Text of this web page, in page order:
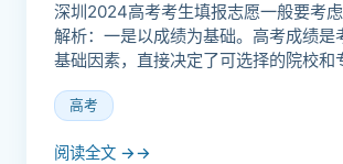
深圳2024高考考生填报志愿一般要考虑
解析：一是以成绩为基础。高考成绩是
基础因素，直接决定了可选择的院校和
是选择与哪些人...
高考
阅读全文 →